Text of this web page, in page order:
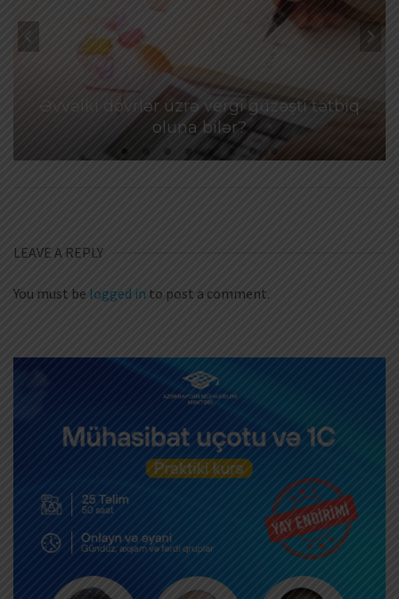
Əvvəlki dövrlər üzrə vergi güzəşti tətbiq
oluna bilər?
LEAVE A REPLY
You must be logged in to post a comment.